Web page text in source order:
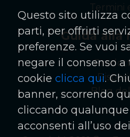
Termini
Guida alla
Blog
Questo sito utilizza
parti, per offrirti
preferenze. Se vuoi
negare il consenso
cookie clicca qui.
banner, scorrendo
cliccando
acconsenti all’uso